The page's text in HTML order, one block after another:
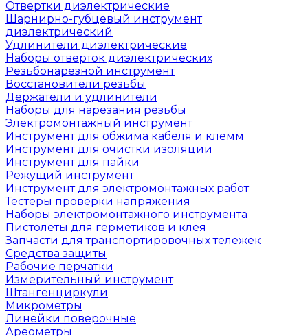
Отвертки диэлектрические
Шарнирно-губцевый инструмент
диэлектрический
Удлинители диэлектрические
Наборы отверток диэлектрических
Резьбонарезной инструмент
Восстановители резьбы
Держатели и удлинители
Наборы для нарезания резьбы
Электромонтажный инструмент
Инструмент для обжима кабеля и клемм
Инструмент для очистки изоляции
Инструмент для пайки
Режущий инструмент
Инструмент для электромонтажных работ
Тестеры проверки напряжения
Наборы электромонтажного инструмента
Пистолеты для герметиков и клея
Запчасти для транспортировочных тележек
Средства защиты
Рабочие перчатки
Измерительный инструмент
Штангенциркули
Микрометры
Линейки поверочные
Ареометры